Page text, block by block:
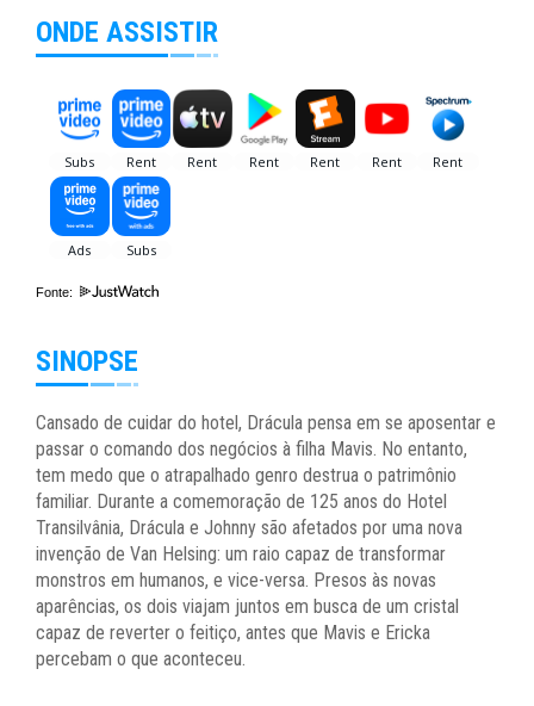
ONDE ASSISTIR
Fonte:
SINOPSE
Cansado de cuidar do hotel, Drácula pensa em se aposentar e
passar o comando dos negócios à filha Mavis. No entanto,
tem medo que o atrapalhado genro destrua o patrimônio
familiar. Durante a comemoração de 125 anos do Hotel
Transilvânia, Drácula e Johnny são afetados por uma nova
invenção de Van Helsing: um raio capaz de transformar
monstros em humanos, e vice-versa. Presos às novas
aparências, os dois viajam juntos em busca de um cristal
capaz de reverter o feitiço, antes que Mavis e Ericka
percebam o que aconteceu.